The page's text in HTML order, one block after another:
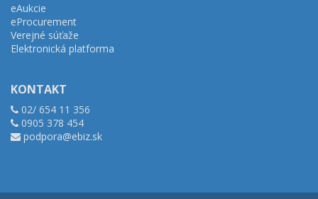
eAukcie
eProcurement
Verejné súťaže
Elektronická platforma
KONTAKT
02/ 654 11 356
0905 378 454
podpora@ebiz.sk